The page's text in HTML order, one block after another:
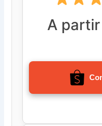
A